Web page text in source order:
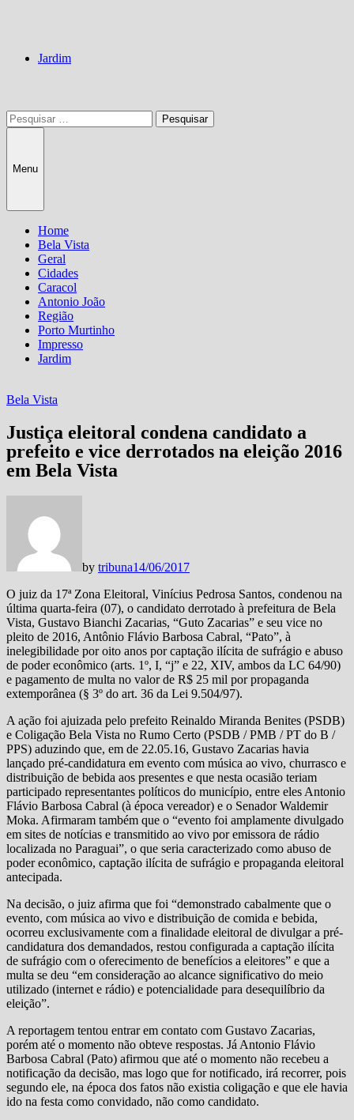
Jardim
Pesquisar
por:
Menu
Home
Bela Vista
Geral
Cidades
Caracol
Antonio João
Região
Porto Murtinho
Impresso
Jardim
Bela Vista
Justiça eleitoral condena candidato a
prefeito e vice derrotados na eleição 2016
em Bela Vista
by tribuna14/06/2017
O juiz da 17ª Zona Eleitoral, Vinícius Pedrosa Santos, condenou na
última quarta-feira (07), o candidato derrotado à prefeitura de Bela
Vista, Gustavo Bianchi Zacarias, “Guto Zacarias” e seu vice no
pleito de 2016, Antônio Flávio Barbosa Cabral, “Pato”, à
inelegibilidade por oito anos por captação ilícita de sufrágio e abuso
de poder econômico (arts. 1º, I, “j” e 22, XIV, ambos da LC 64/90)
e pagamento de multa no valor de R$ 25 mil por propaganda
extemporânea (§ 3º do art. 36 da Lei 9.504/97).
A ação foi ajuizada pelo prefeito Reinaldo Miranda Benites (PSDB)
e Coligação Bela Vista no Rumo Certo (PSDB / PMB / PT do B /
PPS) aduzindo que, em de 22.05.16, Gustavo Zacarias havia
lançado pré-candidatura em evento com música ao vivo, churrasco e
distribuição de bebida aos presentes e que nesta ocasião teriam
participado representantes políticos do município, entre eles Antonio
Flávio Barbosa Cabral (à época vereador) e o Senador Waldemir
Moka. Afirmaram também que o “evento foi amplamente divulgado
em sites de notícias e transmitido ao vivo por emissora de rádio
localizada no Paraguai”, o que seria caracterizado como abuso de
poder econômico, captação ilícita de sufrágio e propaganda eleitoral
antecipada.
Na decisão, o juiz afirma que foi “demonstrado cabalmente que o
evento, com música ao vivo e distribuição de comida e bebida,
ocorreu exclusivamente com a finalidade eleitoral de divulgar a pré-
candidatura dos demandados, restou configurada a captação ilícita
de sufrágio com o oferecimento de benefícios a eleitores” e que a
multa se deu “em consideração ao alcance significativo do meio
utilizado (internet e rádio) e potencialidade para desequilíbrio da
eleição”.
A reportagem tentou entrar em contato com Gustavo Zacarias,
porém até o momento não obteve respostas. Já Antonio Flávio
Barbosa Cabral (Pato) afirmou que até o momento não recebeu a
notificação da decisão, mas logo que for notificado, irá recorrer, pois
segundo ele, na época dos fatos não existia coligação e que ele havia
ido na festa como convidado, não como candidato.